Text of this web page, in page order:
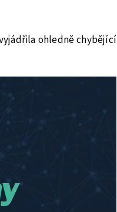
ohledně chybějící